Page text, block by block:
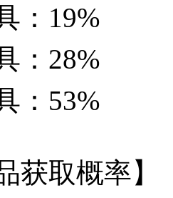
：19%
：28%
：53%
获取概率】